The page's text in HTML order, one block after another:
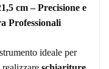
cm – Precisione e
Professionali
ideale per